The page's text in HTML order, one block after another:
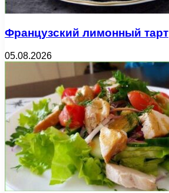
Французский лимонный тарт
05.08.2026